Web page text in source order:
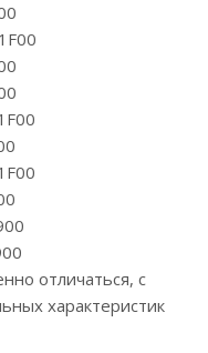
отличаться, с
характеристик